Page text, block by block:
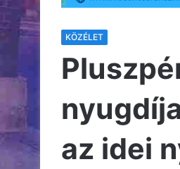
KÖZÉLET
az idei